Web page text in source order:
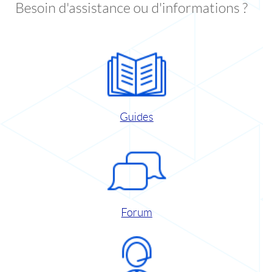
Besoin d'assistance ou d'informations ?
Guides
Forum